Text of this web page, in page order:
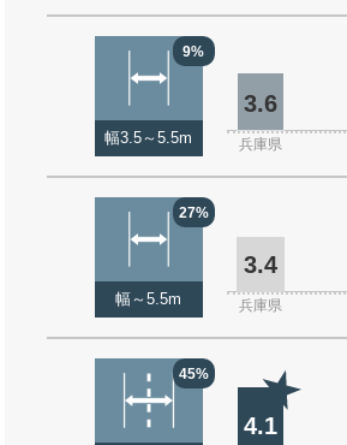
9%
幅3.5～5.5m
3.6
兵庫県
27%
幅～5.5m
3.4
兵庫県
45%
4.1